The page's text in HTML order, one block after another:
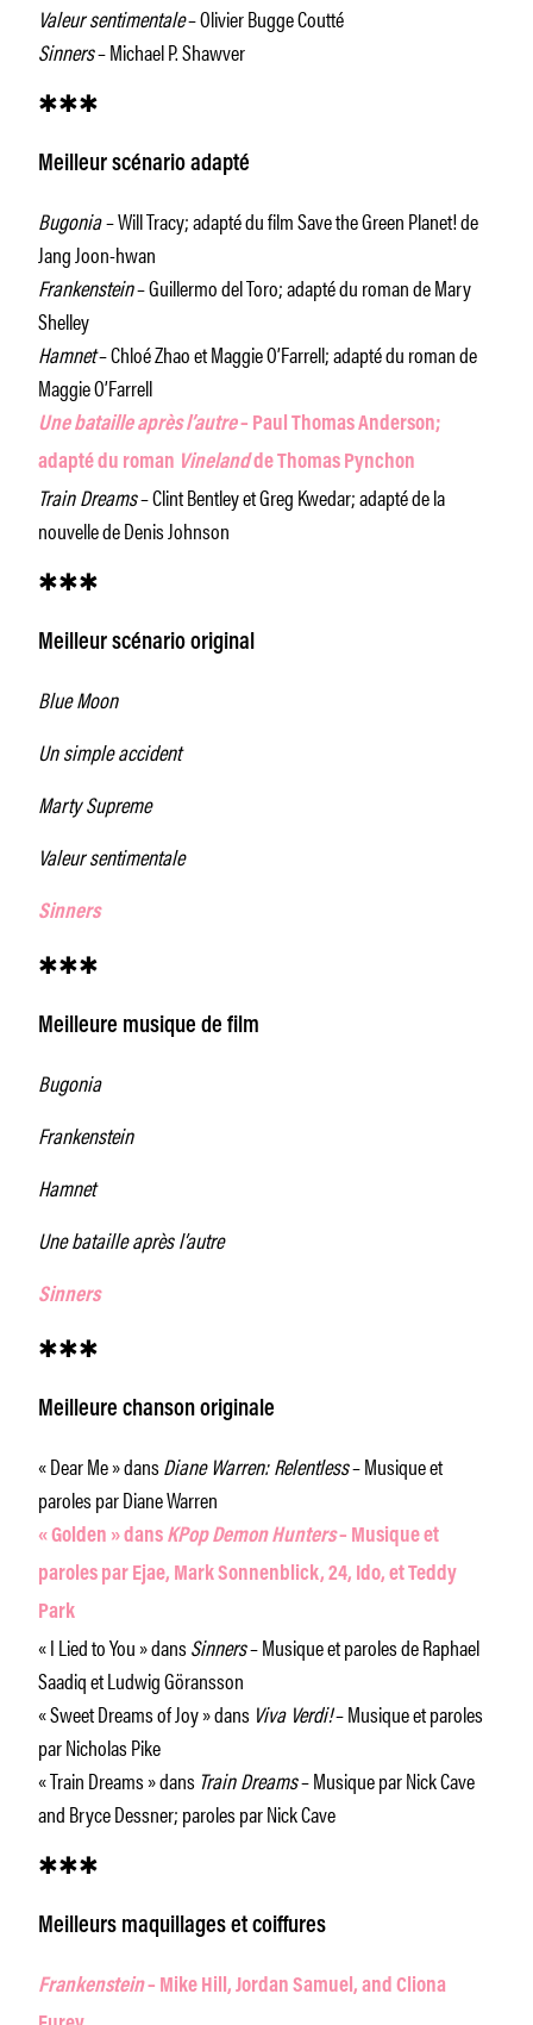
Valeur sentimentale– Olivier Bugge Coutté
Sinners– Michael P. Shawver
✱✱✱
Meilleur scénario adapté
Bugonia– Will Tracy; adapté du film Save the Green Planet! de
Jang Joon-hwan
Frankenstein– Guillermo del Toro; adapté du roman de Mary
Shelley
Hamnet– Chloé Zhao et Maggie O’Farrell; adapté du roman de
Maggie O’Farrell
Une bataille après l’autre– Paul Thomas Anderson;
adapté du roman Vinelandde Thomas Pynchon
Train Dreams– Clint Bentley et Greg Kwedar; adapté de la
nouvelle de Denis Johnson
✱✱✱
Meilleur scénario original
Blue Moon
Un simple accident
Marty Supreme
Valeur sentimentale
Sinners
✱✱✱
Meilleure musique de film
Bugonia
Frankenstein
Hamnet
Une bataille après l’autre
Sinners
✱✱✱
Meilleure chanson originale
« Dear Me » dansDiane Warren: Relentless– Musique et
paroles par Diane Warren
« Golden » dans KPop Demon Hunters– Musique et
paroles par Ejae, Mark Sonnenblick, 24, Ido, et Teddy
Park
« I Lied to You » dansSinners– Musique et paroles de Raphael
Saadiq et Ludwig Göransson
« Sweet Dreams of Joy » dans Viva Verdi!– Musique et paroles
par Nicholas Pike
« Train Dreams » dans Train Dreams– Musique par Nick Cave
and Bryce Dessner; paroles par Nick Cave
✱✱✱
Meilleurs maquillages et coiffures
Frankenstein– Mike Hill, Jordan Samuel, and Cliona